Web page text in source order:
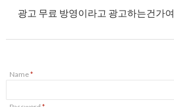
광고 무료 방영이라고 광고하는건가여
Name*